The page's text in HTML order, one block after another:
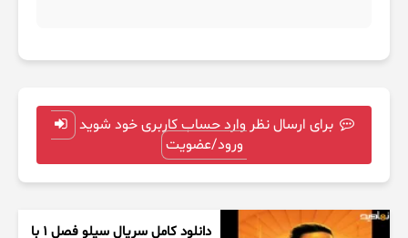
برای ارسال نظر وارد حساب کاربری خود شوید
ورود/عضویت
دانلود کامل سریال سیلو فصل ۱ با